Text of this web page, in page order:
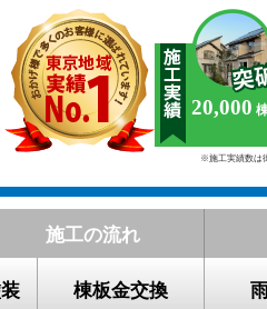
20,000
※施工実績数は
施工の流れ
棟板金交換